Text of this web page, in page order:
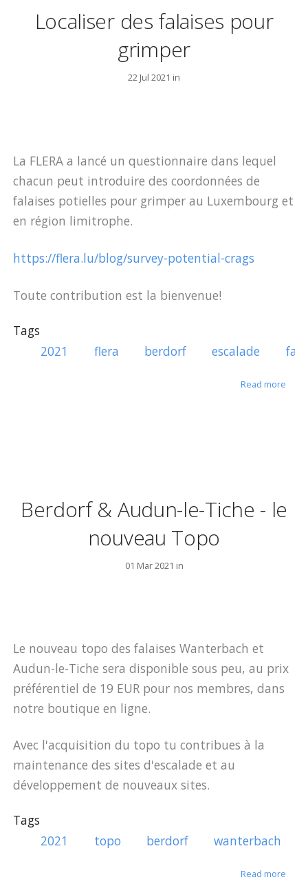
Localiser des falaises pour
grimper
22 Jul 2021 in
La FLERA a lancé un questionnaire dans lequel
chacun peut introduire des coordonnées de
falaises potielles pour grimper au Luxembourg et
en région limitrophe.
https://flera.lu/blog/survey-potential-crags
Toute contribution est la bienvenue!
Tags
2021
flera berdorf escalade
Read more
Berdorf & Audun-le-Tiche - le
nouveau Topo
01 Mar 2021 in
Le nouveau topo des falaises Wanterbach et
Audun-le-Tiche sera disponible sous peu, au prix
préférentiel de 19 EUR pour nos membres, dans
notre boutique en ligne.
Avec l'acquisition du topo tu contribues à la
maintenance des sites d'escalade et au
développement de nouveaux sites.
Tags
2021
topo berdorf wanterbach
Read more